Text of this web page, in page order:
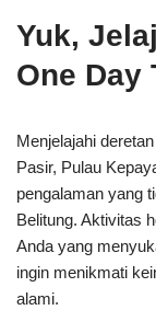
Yuk,
One Day
Menjelajahi
Pasir, Pulau
pengalaman yang
Belitung. Aktivitas
Anda yang
ingin menikmati
alami.